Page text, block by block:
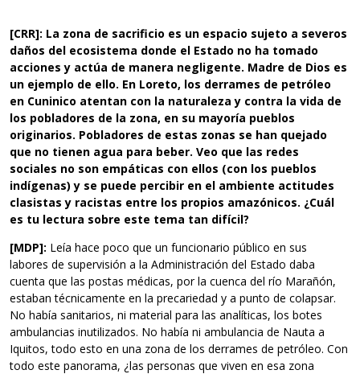
[CRR]: La zona de sacrificio es un espacio sujeto a severos
daños del ecosistema donde el Estado no ha tomado
acciones y actúa de manera negligente. Madre de Dios es
un ejemplo de ello. En Loreto, los derrames de petróleo
en Cuninico atentan con la naturaleza y contra la vida de
los pobladores de la zona, en su mayoría pueblos
originarios. Pobladores de estas zonas se han quejado
que no tienen agua para beber. Veo que las redes
sociales no son empáticas con ellos (con los pueblos
indígenas) y se puede percibir en el ambiente actitudes
clasistas y racistas entre los propios amazónicos. ¿Cuál
es tu lectura sobre este tema tan difícil?
[MDP]: Leía hace poco que un funcionario público en sus
labores de supervisión a la Administración del Estado daba
cuenta que las postas médicas, por la cuenca del río Marañón,
estaban técnicamente en la precariedad y a punto de colapsar.
No había sanitarios, ni material para las analíticas, los botes
ambulancias inutilizados. No había ni ambulancia de Nauta a
Iquitos, todo esto en una zona de los derrames de petróleo. Con
todo este panorama, ¿las personas que viven en esa zona